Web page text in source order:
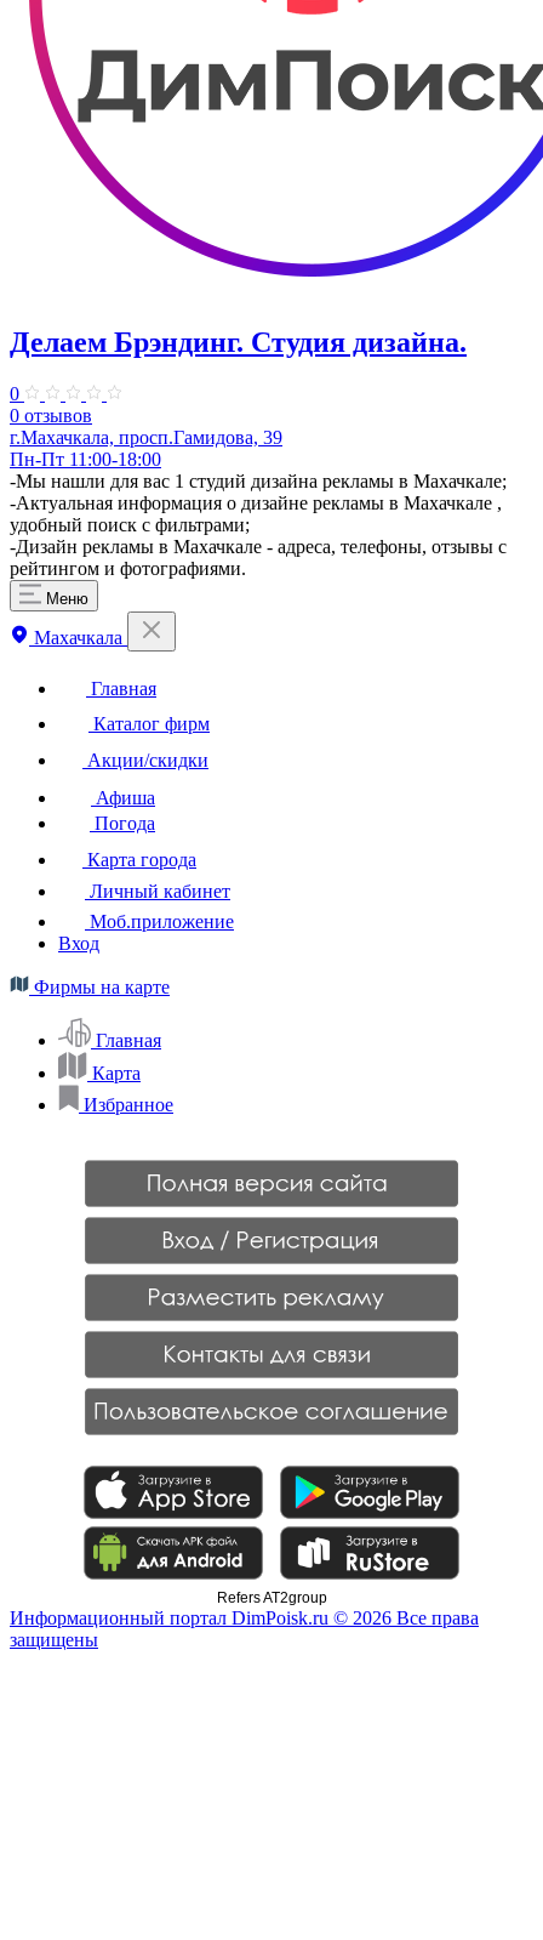
Делаем Брэндинг. ​Студия дизайна.
0
0 отзывов
г.Махачкала, просп.Гамидова, 39
Пн-Пт 11:00-18:00
​-Мы нашли для вас 1 студий дизайна рекламы в Махачкале;
-Актуальная информация о дизайне рекламы в Махачкале ,
удобный поиск с фильтрами;
-Дизайн рекламы в Махачкале - адреса, телефоны, отзывы с
рейтингом и фотографиями.
Меню
Махачкала
Главная
Каталог фирм
Акции/скидки
Афиша
Погода
Карта города
Личный кабинет
Моб.приложение
Вход
Фирмы на карте
Главная
Карта
Избранное
Refers AT2group
Информационный портал DimPoisk.ru © 2026 Все права
защищены